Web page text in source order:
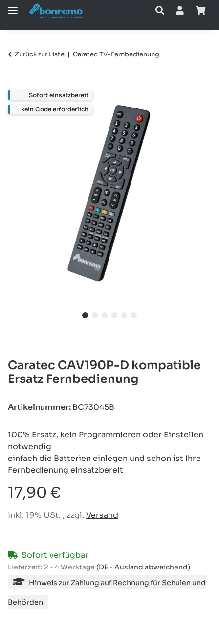
Zurück zur Liste Caratec TV-Fernbedienung
Caratec CAV190P-D kompatible
Ersatz Fernbedienung
Artikelnummer:BC73045B
100% Ersatz, kein Programmieren oder Einstellen
notwendig
einfach die Batterien einlegen und schon ist Ihre
Fernbedienung einsatzbereit
17,90 €
inkl. 19% USt. , zzgl. Versand
Sofort verfügbar
Lieferzeit: 2 - 4 Werktage (DE - Ausland abweichend)
Hinweis zur Zahlung auf Rechnung für Schulen und
Behörden